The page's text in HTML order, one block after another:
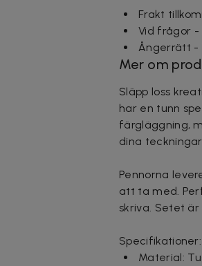
Frakt
Vid frågor -
Ångerrätt -
Mer om
Släpp loss
har en tunn
färgläggning,
dina
Pennorna
att ta med.
skriva. Setet
Specifikationer:
Material: